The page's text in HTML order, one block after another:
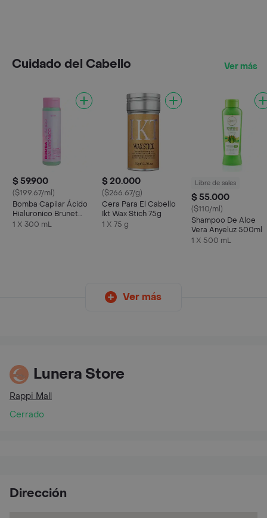
Cuidado del Cabello Ver más
$ 59.900
($199.67/ml)
Bomba Capilar Ácido
Hialuronico Brunet
300ml
1 X 300 mL
$ 20.000
($266.67/g)
Cera Para El Cabello
Ikt Wax Stich 75g
1 X 75 g
Libre de sales
$ 55.000
($110/ml)
Shampoo De Aloe
Vera Anyeluz 500ml
1 X 500 mL
Ver más
Lunera Store
Rappi Mall
Cerrado
Dirección